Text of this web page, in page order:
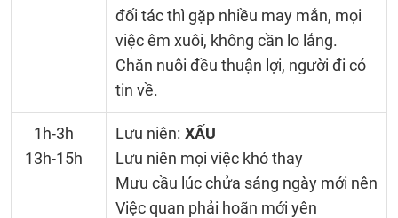
đối tác thì gặp nhiều may mắn, mọi
việc êm xuôi, không cần lo lắng.
Chăn nuôi đều thuận lợi, người đi có
tin về.
1h-3h
13h-15h
Lưu niên: XẤU
Lưu niên mọi việc khó thay
Mưu cầu lúc chửa sáng ngày mới nên
Việc quan phải hoãn mới yên